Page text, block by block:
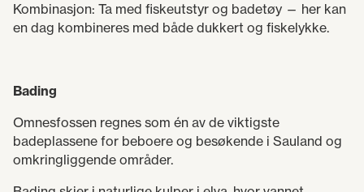
Kombinasjon: Ta med fiskeutstyr og badetøy — her kan
en dag kombineres med både dukkert og fiskelykke.
Bading
Omnesfossen regnes som én av de viktigste
badeplassene for beboere og besøkende i Sauland og
omkringliggende områder.